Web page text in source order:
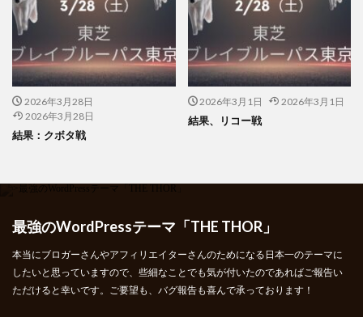
2026年3月28日
2026年3月28日
結果：クボタ戦
2026年3月1日 2026年3月1日
結果、リコー戦
最強のWordPressテーマ「THE THOR」
本当にブロガーさんやアフィリエイターさんのためになる日本一のテーマに
したいと思っていますので、些細なことでも気が付いたのであればご報告い
ただけると幸いです。ご要望も、バグ報告も喜んで承っております！